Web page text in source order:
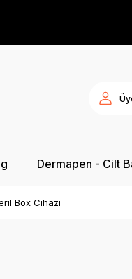
Dermapen - Cilt
Box Cihazı